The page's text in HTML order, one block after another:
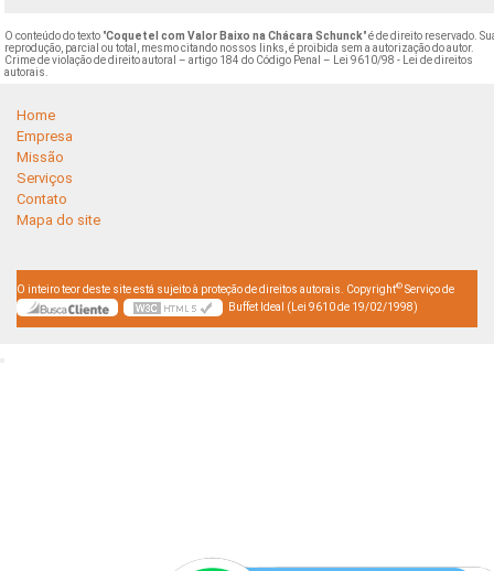
O conteúdo do texto "Coquetel com Valor Baixo na Chácara Schunck" é de direito reservado.
reprodução, parcial ou total, mesmo citando nossos links, é proibida sem a autorização do autor.
Crime de violação de direito autoral – artigo 184 do Código Penal – Lei 9610/98 - Lei de direitos
autorais.
Home
Empresa
Missão
Serviços
Contato
Mapa do site
O inteiro teor deste site está sujeito à proteção de direitos autorais. Copyright© Serviço de
Buffet Ideal (Lei 9610 de 19/02/1998)